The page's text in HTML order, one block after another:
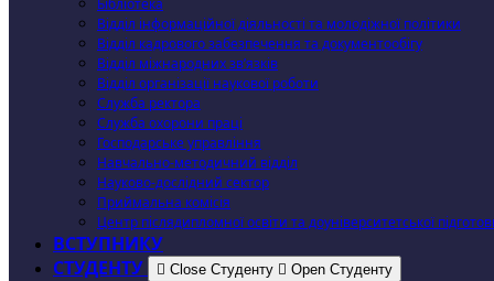
Бібліотека
Відділ інформаційної діяльності та молодіжної політики
Відділ кадрового забезпечення та документообігу
Відділ міжнародних зв’язків
Відділ організації наукової роботи
Служба ректора
Служба охорони праці
Господарське управління
Навчально-методичний відділ
Науково-дослідний сектор
Приймальна комісія
Центр післядипломної освіти та доуніверситетської
ВСТУПНИКУ
СТУДЕНТУ
Close Студенту Open Студенту